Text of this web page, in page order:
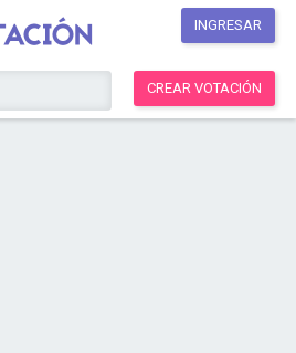
INGRESAR
CREAR VOTACIÓN